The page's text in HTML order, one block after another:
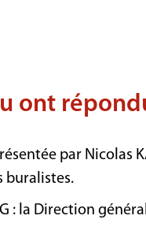
ont
par Nicolas
buralistes.
: la Direction